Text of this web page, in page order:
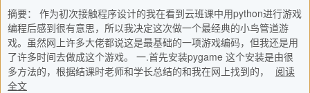
摘要： 作为初次接触程序设计的我在看到云班课中用python进行游戏
编程后感到很有意思，所以我决定这次做一个最经典的小鸟管道游
戏。虽然网上许多大佬都说这是最基础的一项游戏编码，但我还是用
了许多时间去做成这个游戏。 一.首先安装pygame 这个安装是由很
多方法的，根据结课时老师和学长总结的和我在网上找到的，
阅读
全文